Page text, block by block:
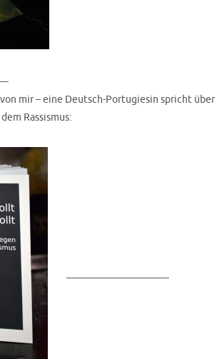
mir – eine Deutsch-Por­tu­gie­sin spricht über
Rassismus:
——————————-